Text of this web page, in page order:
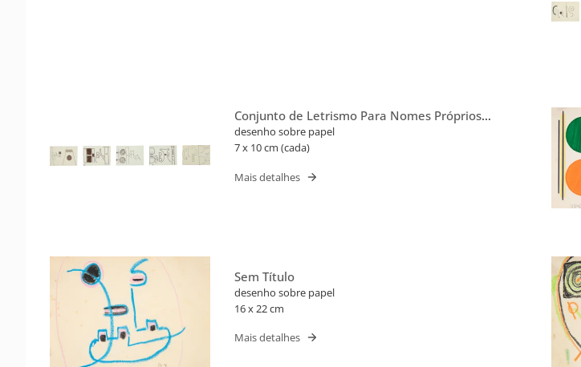
Conjunto de Letrismo Para Nomes Próprios
(Barbara, Cleube)
desenho sobre papel
7 x 10 cm (cada)
Mais detalhes
Sem Título
desenho sobre papel
16 x 22 cm
Mais detalhes